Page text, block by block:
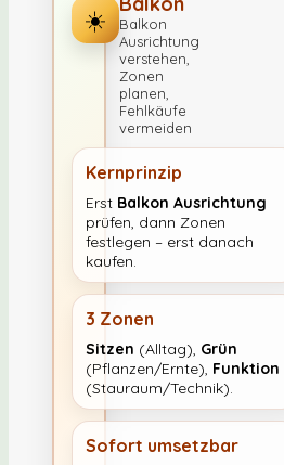
☀️
Balkon
Ausrichtung
verstehen,
Zonen
planen,
Fehlkäufe
vermeiden
Kernprinzip
Erst Balkon Ausrichtung
prüfen, dann Zonen
festlegen – erst danach
kaufen.
3 Zonen
Sitzen (Alltag), Grün
(Pflanzen/Ernte), Funktion
(Stauraum/Technik).
Sofort umsetzbar